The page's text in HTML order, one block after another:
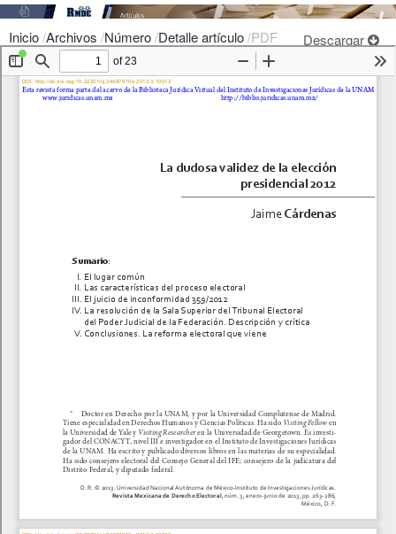
Inicio/Archivos /Número/Detalle artículo/PDF Descargar